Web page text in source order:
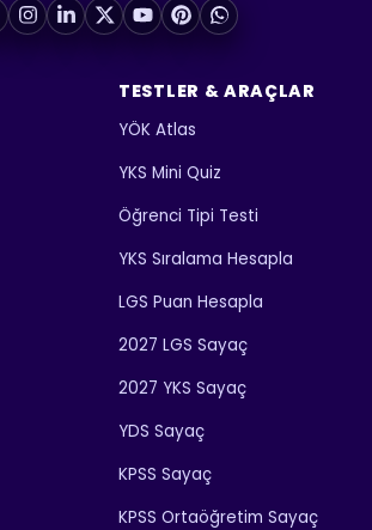
TESTLER & ARAÇLAR
YÖK Atlas
YKS Mini Quiz
Öğrenci Tipi Testi
YKS Sıralama Hesapla
LGS Puan Hesapla
2027 LGS Sayaç
2027 YKS Sayaç
YDS Sayaç
KPSS Sayaç
KPSS Ortaöğretim Sayaç